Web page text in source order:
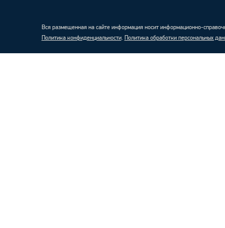
Вся размещенная на сайте информация носит информационно-
Политика конфиденциальности. Политика обработки персональных